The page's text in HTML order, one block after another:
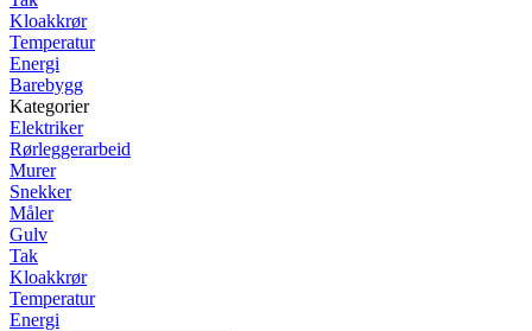
Kloakkrør
Temperatur
Energi
Barebygg
Kategorier
Elektriker
Rørleggerarbeid
Murer
Snekker
Måler
Gulv
Tak
Kloakkrør
Temperatur
Energi